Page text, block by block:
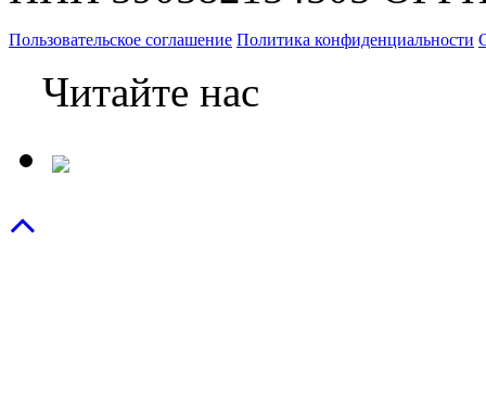
Пользовательское соглашение Политика конфиденциальности
Читайте нас